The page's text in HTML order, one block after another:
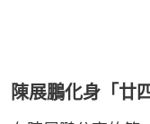
陳展鵬化身「廿